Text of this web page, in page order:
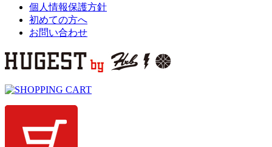
個人情報保護方針
初めての方へ
お問い合わせ